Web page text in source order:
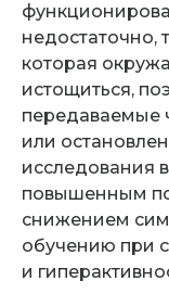
недостаточно,
которая
истощиться,
передаваемые
или
исследования
повышенным
снижением
обучению при
и